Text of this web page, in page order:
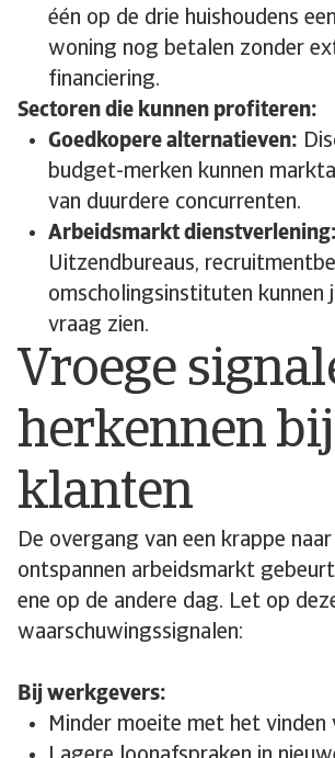
één op de drie huishoudens
woning nog betalen zonder
financiering.
Sectoren die kunnen profiteren:
Goedkopere alternatieven:
budget-merken kunnen
van duurdere concurrenten.
Arbeidsmarkt dienstverlening:
Uitzendbureaus,
omscholingsinstituten kunnen
vraag zien.
Vroege
herkennen
klanten
De overgang van een krappe
ontspannen arbeidsmarkt
ene op de andere dag. Let op
waarschuwingssignalen:
Bij werkgevers:
Minder moeite met het vinden